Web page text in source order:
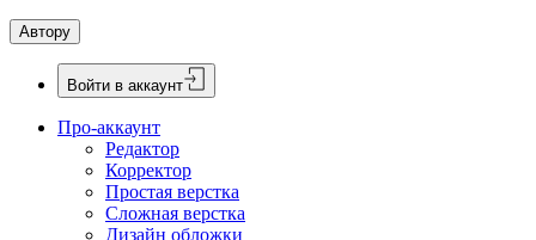
Автору
Войти в аккаунт
Про-аккаунт
Редактор
Корректор
Простая верстка
Сложная верстка
Дизайн обложки